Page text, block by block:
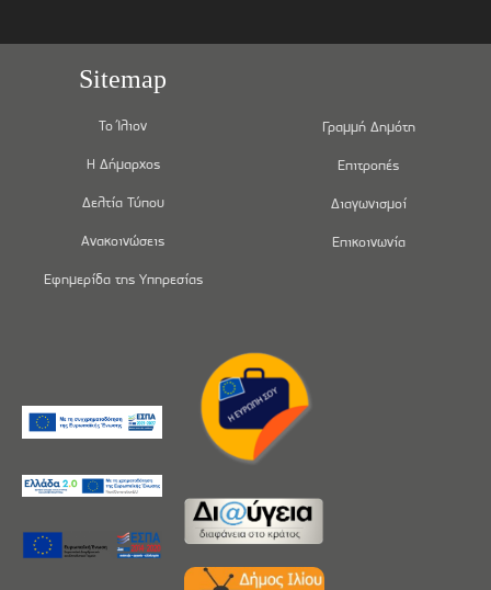
Sitemap
Το Ίλιον
Η Δήμαρχος
Δελτία Τύπου
Ανακοινώσεις
Εφημερίδα της Υπηρεσίας
Γραμμή Δημότη
Επιτροπές
Διαγωνισμοί
Επικοινωνία